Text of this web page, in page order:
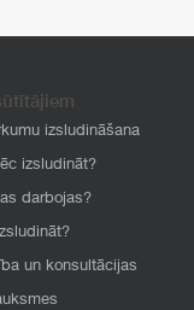
izsludināšana
izsludināt?
darbojas?
un konsultācijas